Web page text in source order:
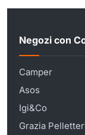
Negozi con
Camper
Asos
Igi&Co
Grazia